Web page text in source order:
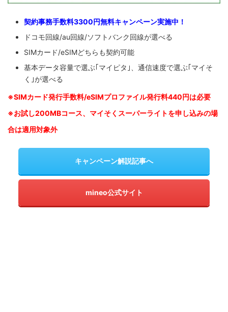
契約事務手数料3300円無料キャンペーン実施中！
ドコモ回線/au回線/ソフトバンク回線が選べる
SIMカード/eSIMどちらも契約可能
基本データ容量で選ぶ｢マイピタ｣、通信速度で選ぶ｢マイそ
く｣が選べる
※SIMカード発行手数料/eSIMプロファイル発行料440円は必要
※お試し200MBコース、マイそくスーパーライトを申し込みの場
合は適用対象外
キャンペーン解説記事へ
mineo公式サイト